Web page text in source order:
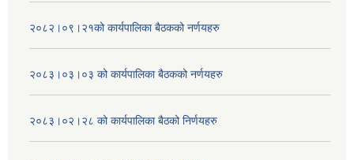
२०८२।०९।२१को कार्यपालिका बैठकको नर्णयहरु
२०८३।०३।०३ को कार्यपालिका बैठकको नर्णयहरु
२०८३।०२।२८ को कार्यपालिका बैठको निर्णयहरु